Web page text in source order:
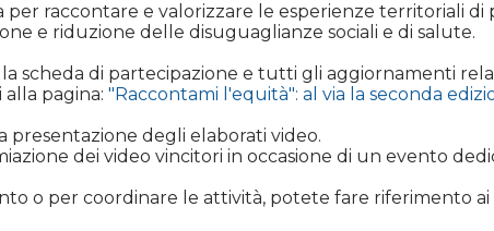
per raccontare e valorizzare le esperienze territoriali
e riduzione delle disuguaglianze sociali e di salute.
scheda di partecipazione e tutti gli aggiornamenti
pagina: "Raccontami l'equità": al via la seconda
presentazione degli elaborati video.
dei video vincitori in occasione di un evento
o per coordinare le attività, potete fare riferimento ai